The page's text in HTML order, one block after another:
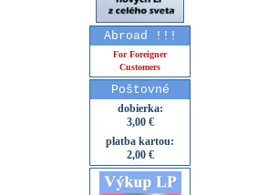
Abroad !!!
For Foreigner
Customers
Poštovné
dobierka:
3,00 €
platba kartou:
2,00 €